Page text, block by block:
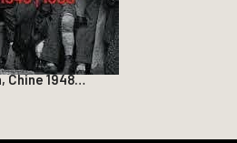
Chine 1948…